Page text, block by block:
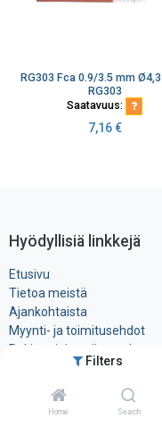
Filters
Home Search
RG303
Saatavuus:
7,16€
Hyödyllisiä linkkejä
Etusivu
Tietoa meistä
Ajankohtaista
Myynti- ja toimitusehdot
Rekisteri- ja ​evästeseloste
Ota yhteyttä